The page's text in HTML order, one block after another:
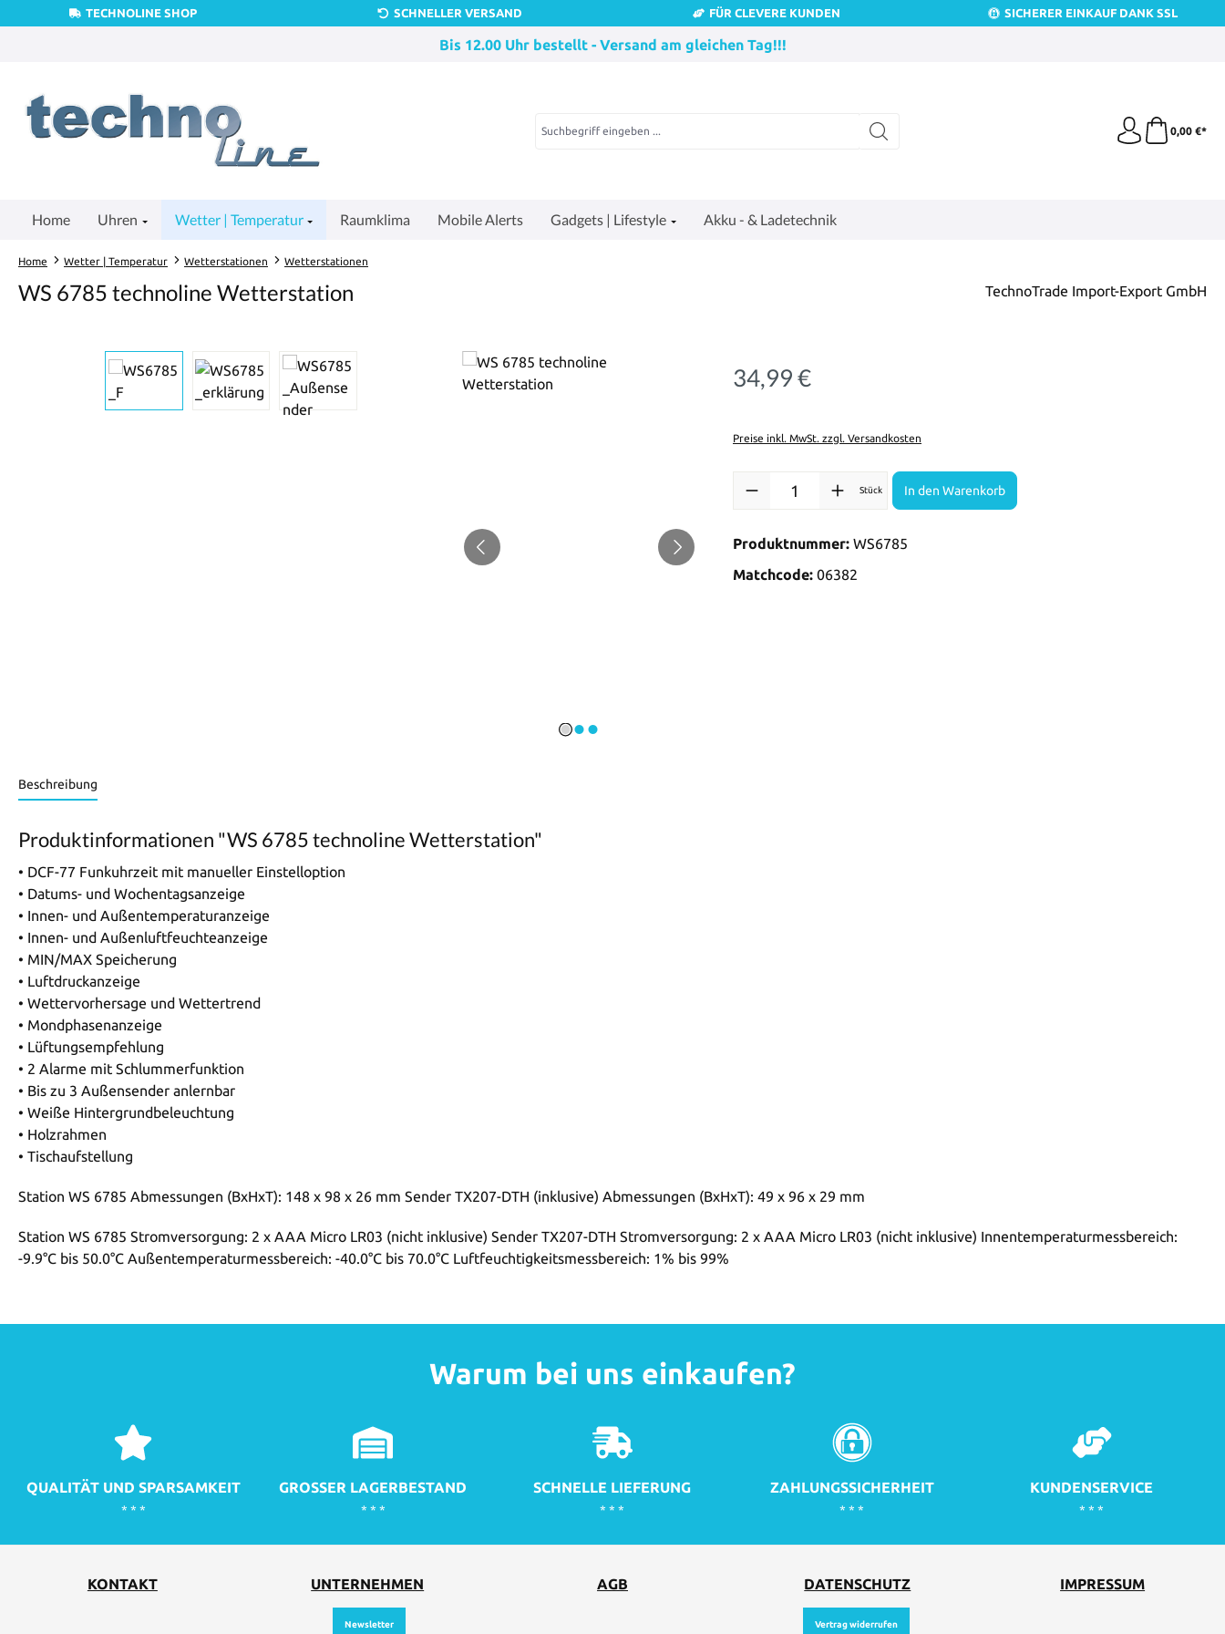
Hauptinhalt springen
Zur Suche springen
Zur Hauptnavigation springen
TECHNOLINE SHOP SCHNELLER VERSAND FÜR CLEVERE KUNDEN SICHERER EINKAUF DANK SSL
Bis 12.00 Uhr bestellt - Versand am gleichen Tag!!!
0,00 €*
Home Uhren Wetter | Temperatur Raumklima Mobile Alerts Gadgets | Lifestyle Akku - & Ladetechnik
Home Wetter | Temperatur Wetterstationen Wetterstationen
WS 6785 technoline Wetterstation TechnoTrade Import-Export GmbH
Regulärer Preis:
34,99 €
Preise inkl. MwSt. zzgl. Versandkosten
Produkt Anzahl: Gib den gewünschten Wert ein oder benutze die
Stück In den Warenkorb
Produktnummer: WS6785
Matchcode: 06382
Beschreibung
Produktinformationen "WS 6785 technoline Wetterstation"
• DCF-77 Funkuhrzeit mit manueller Einstelloption
• Datums- und Wochentagsanzeige
• Innen- und Außentemperaturanzeige
• Innen- und Außenluftfeuchteanzeige
• MIN/MAX Speicherung
• Luftdruckanzeige
• Wettervorhersage und Wettertrend
• Mondphasenanzeige
• Lüftungsempfehlung
• 2 Alarme mit Schlummerfunktion
• Bis zu 3 Außensender anlernbar
• Weiße Hintergrundbeleuchtung
• Holzrahmen
• Tischaufstellung
Station WS 6785 Abmessungen (BxHxT): 148 x 98 x 26 mm Sender TX207-DTH (inklusive) Abmessungen (BxHxT): 49 x 96 x 29 mm
Station WS 6785 Stromversorgung: 2 x AAA Micro LR03 (nicht inklusive) Sender TX207-DTH Stromversorgung: 2 x AAA Micro LR03 (nicht inklusive) Innentemperaturmessbereich:
-9.9°C bis 50.0°C Außentemperaturmessbereich: -40.0°C bis 70.0°C Luftfeuchtigkeitsmessbereich: 1% bis 99%
Warum bei uns einkaufen?
QUALITÄT UND SPARSAMKEIT
* * *
GROSSER LAGERBESTAND
* * *
SCHNELLE LIEFERUNG
* * *
ZAHLUNGSSICHERHEIT
* * *
KUNDENSERVICE
* * *
KONTAKT UNTERNEHMEN AGB DATENSCHUTZ IMPRESSUM
Newsletter Vertrag widerrufen